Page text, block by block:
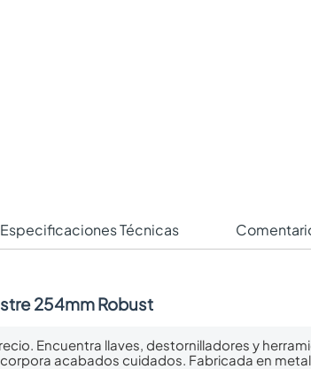
Especificaciones Técnicas
254mm Robust
Encuentra llaves, destornilladores y
acabados cuidados. Fabricada en